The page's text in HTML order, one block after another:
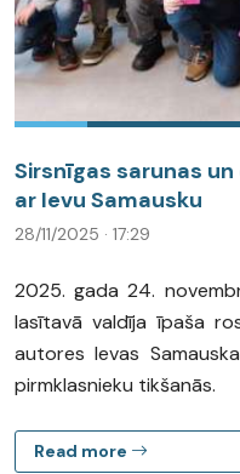
Sirsnīgas sarunas
ar Ievu Samausku
28/11/2025 · 17:29
2025. gada 24.
lasītavā valdīja īpaša
autores Ievas
pirmklasnieku tikšanās.
Read more